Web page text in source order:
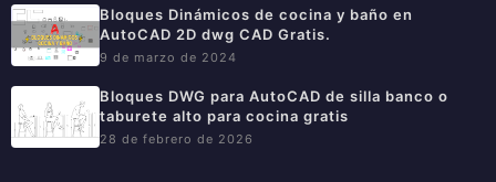
Bloques Dinámicos de cocina y baño en
AutoCAD 2D dwg CAD Gratis.
9 de marzo de 2024
Bloques DWG para AutoCAD de silla banco o
taburete alto para cocina gratis
28 de febrero de 2026